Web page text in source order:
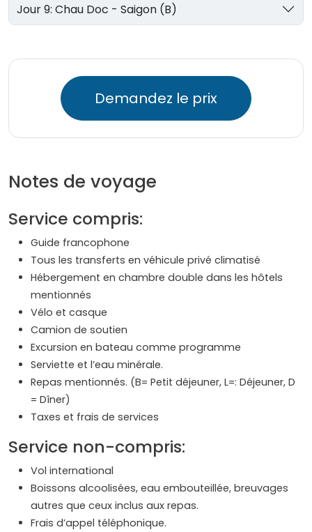
Jour 9: Chau Doc - Saigon (B)
Demandez le prix
Notes de voyage
Service compris:
Guide francophone
Tous les transferts en véhicule privé climatisé
Hébergement en chambre double dans les hôtels
mentionnés
Vélo et casque
Camion de soutien
Excursion en bateau comme programme
Serviette et l’eau minérale.
Repas mentionnés. (B= Petit déjeuner, L=: Déjeuner, D
= Dîner)
Taxes et frais de services
Service non-compris:
Vol international
Boissons alcoolisées, eau embouteillée, breuvages
autres que ceux inclus aux repas.
Frais d’appel téléphonique.